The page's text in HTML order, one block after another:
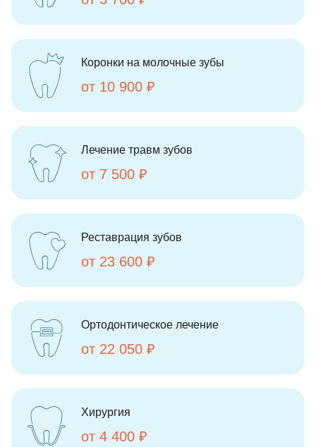
Коронки на молочные зубы
от 10 900 ₽
Лечение травм зубов
от 7 500 ₽
Реставрация зубов
от 23 600 ₽
Ортодонтическое лечение
от 22 050 ₽
Хирургия
от 4 400 ₽